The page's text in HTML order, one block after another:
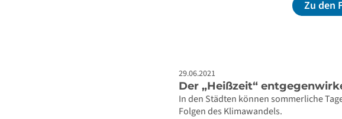
Zu den
29.06.2021
Der „Heißzeit“
In den Städten können sommerliche
Folgen des Klimawandels.